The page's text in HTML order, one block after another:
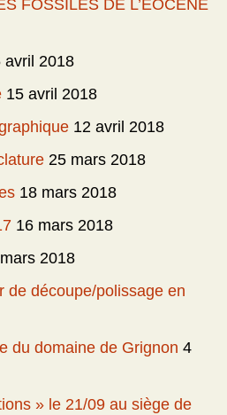
FOSSILES DE L’EOCENE
avril 2018
15 avril 2018
12 avril 2018
25 mars 2018
18 mars 2018
16 mars 2018
2018
de découpe/polissage en
du domaine de Grignon 4
» le 21/09 au siège de